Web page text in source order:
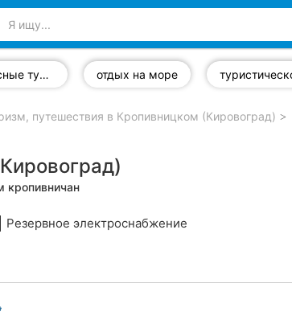
автобусные туры отдых на море
путешествия в Кропивницком (Кировоград)
кропивничан
Резервное электроснабжение